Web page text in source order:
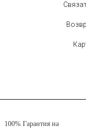
100% Гарантия на